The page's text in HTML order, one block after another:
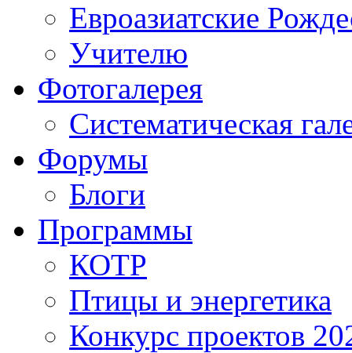
Евроазиатские
Учителю
Фотогалерея
Систематическая
Форумы
Блоги
Программы
КОТР
Птицы и энергетика
Конкурс проектов